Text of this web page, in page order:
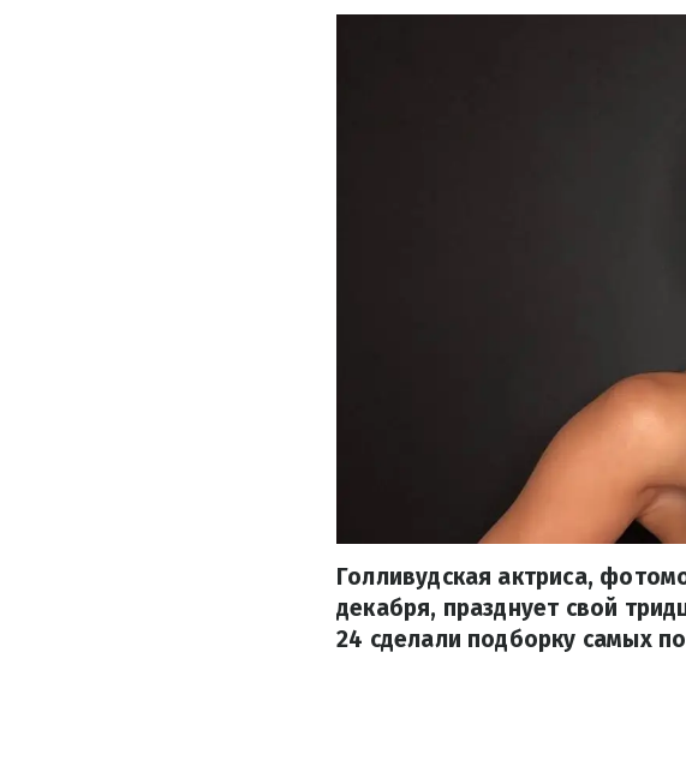
Голливудская актриса,
декабря, празднует свой
24 сделали подборку самых